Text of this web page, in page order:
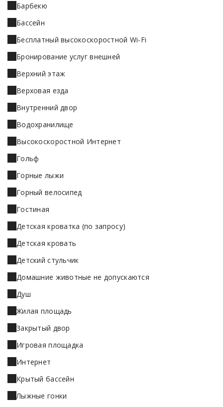
Барбекю
Бассейн
Бесплатный высокоскоростной Wi-Fi
Бронирование услуг внешней
Верхний этаж
Верховая езда
Внутренний двор
Водохранилище
Высокоскоростной Интернет
Гольф
Горные лыжи
Горный велосипед
Гостиная
Детская кроватка (по запросу)
Детская кровать
Детский стульчик
Домашние животные не допускаются
Душ
Жилая площадь
Закрытый двор
Игровая площадка
Интернет
Крытый бассейн
Лыжные гонки